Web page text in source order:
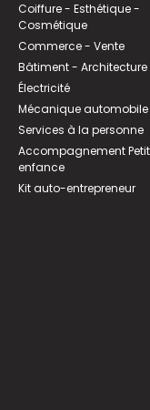
Coiffure - Esthétique -
Cosmétique
Commerce - Vente
Bâtiment - Architecture
Électricité
Mécanique automobile
Services à la personne
Accompagnement
enfance
Kit auto-entrepreneur